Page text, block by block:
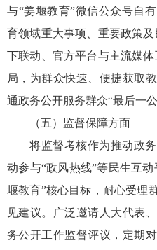
与“姜堰教育”微信公众号自
育领域重大事项、重要政策
下联动、官方平台与主流媒
局，为群众快速、便捷获取
通政务公开服务群众“最后一公
（五）监督保障方面
将监督考核作为推动政
动参与“政风热线”等民生互
堰教育”核心目标，耐心受理
见建议。广泛邀请人大代表
务公开工作监督评议，定期